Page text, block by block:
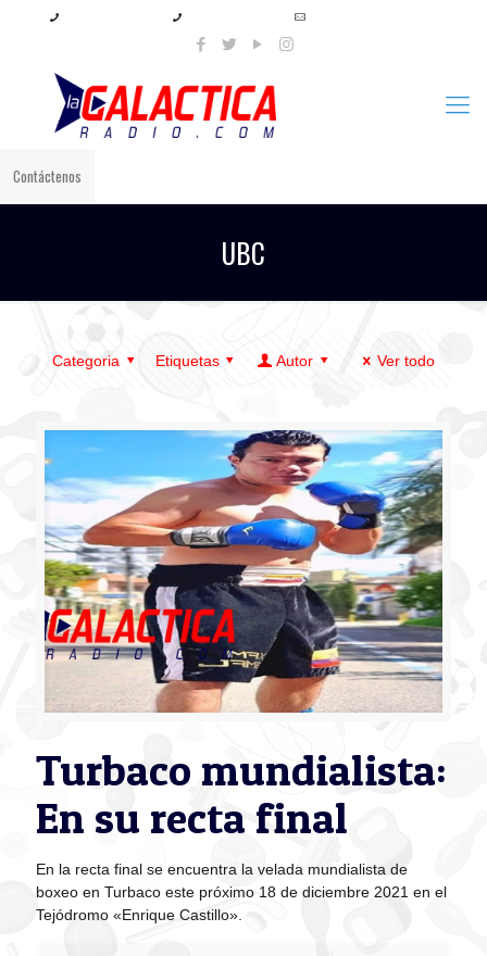
Contáctenos
UBC
Categoria Etiquetas Autor Ver todo
Turbaco mundialista:
En su recta final
En la recta final se encuentra la velada mundialista de
boxeo en Turbaco este próximo 18 de diciembre 2021 en el
Tejódromo «Enrique Castillo».